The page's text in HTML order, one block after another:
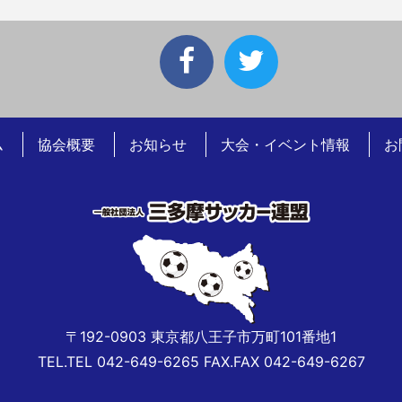
協会概要 お知らせ 大会・イベント情報
〒192-0903 東京都八王子市万町101番地1
TEL.TEL 042-649-6265 FAX.FAX 042-649-6267